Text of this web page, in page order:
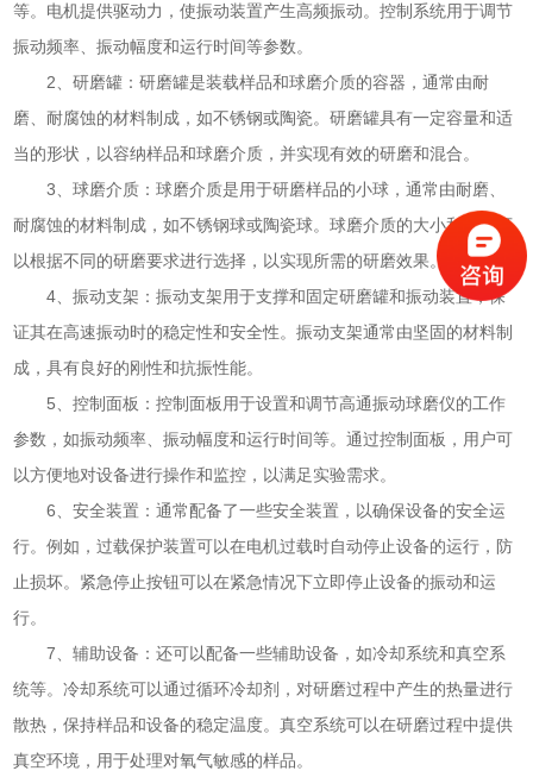
等。电机提供驱动力，使振动装置产生高频振动。控制系统用于调节
振动频率、振动幅度和运行时间等参数。
2、研磨罐：研磨罐是装载样品和球磨介质的容器，通常由耐
磨、耐腐蚀的材料制成，如不锈钢或陶瓷。研磨罐具有一定容量和适
当的形状，以容纳样品和球磨介质，并实现有效的研磨和混合。
3、球磨介质：球磨介质是用于研磨样品的小球，通常由耐磨、
耐腐蚀的材料制成，如不锈钢球或陶瓷球。球磨介质的大小和材质可
以根据不同的研磨要求进行选择，以实现所需的研磨效果。
4、振动支架：振动支架用于支撑和固定研磨罐和振动装置，保
证其在高速振动时的稳定性和安全性。振动支架通常由坚固的材料制
成，具有良好的刚性和抗振性能。
5、控制面板：控制面板用于设置和调节高通振动球磨仪的工作
参数，如振动频率、振动幅度和运行时间等。通过控制面板，用户可
以方便地对设备进行操作和监控，以满足实验需求。
6、安全装置：通常配备了一些安全装置，以确保设备的安全运
行。例如，过载保护装置可以在电机过载时自动停止设备的运行，防
止损坏。紧急停止按钮可以在紧急情况下立即停止设备的振动和运
行。
7、辅助设备：还可以配备一些辅助设备，如冷却系统和真空系
统等。冷却系统可以通过循环冷却剂，对研磨过程中产生的热量进行
散热，保持样品和设备的稳定温度。真空系统可以在研磨过程中提供
真空环境，用于处理对氧气敏感的样品。